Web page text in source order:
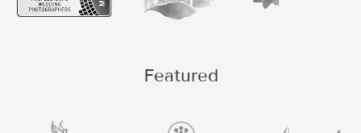
Featured